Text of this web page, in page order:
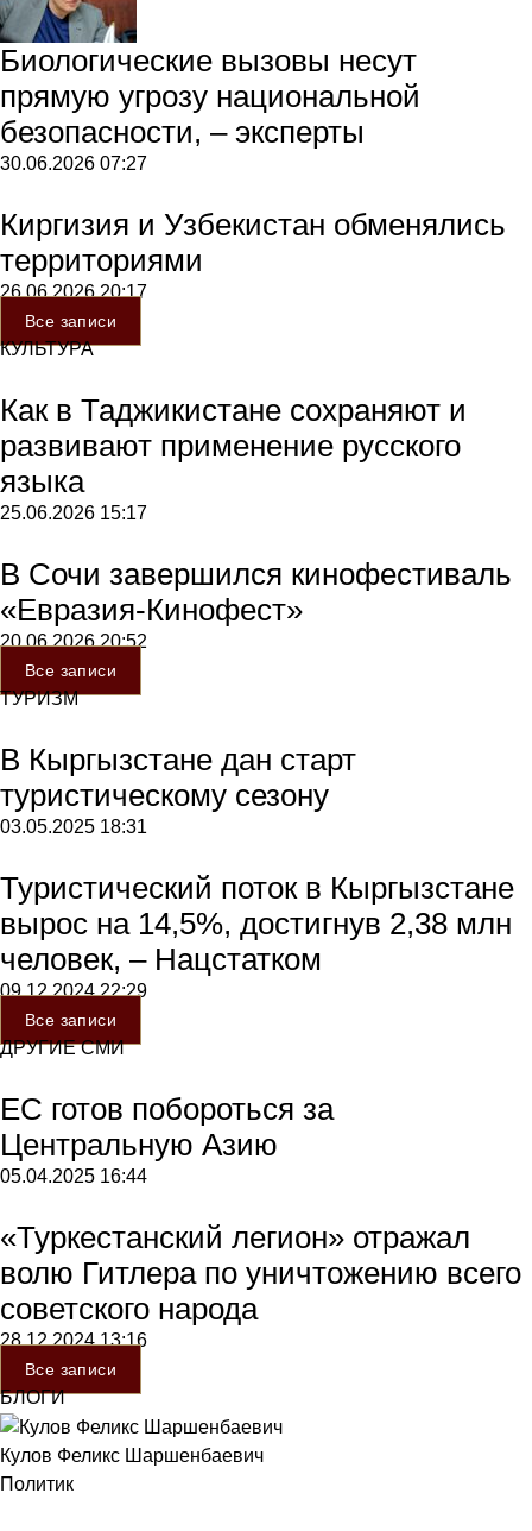
Биологические вызовы несут
прямую угрозу национальной
безопасности, – эксперты
30.06.2026 07:27
Киргизия и Узбекистан обменялись
территориями
26.06.202620:17
Все записи
КУЛЬТУРА
Как в Таджикистане сохраняют и
развивают применение русского
языка
25.06.2026 15:17
В Сочи завершился кинофестиваль
«Евразия-Кинофест»
20.06.202620:52
Все записи
ТУРИЗМ
В Кыргызстане дан старт
туристическому сезону
03.05.2025 18:31
Туристический поток в Кыргызстане
вырос на 14,5%, достигнув 2,38 млн
человек, – Нацстатком
09.12.202422:29
Все записи
ДРУГИЕ СМИ
ЕС готов побороться за
Центральную Азию
05.04.2025 16:44
«Туркестанский легион» отражал
волю Гитлера по уничтожению всего
советского народа
28.12.202413:16
Все записи
БЛОГИ
Кулов Феликс Шаршенбаевич
Политик